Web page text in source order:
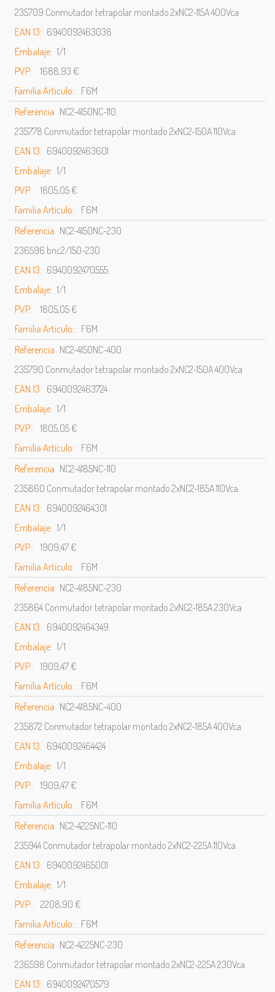
235709 Conmutador tetrapolar montado 2xNC2-115A 400Vca
EAN 13: 6940092463038
Embalaje: 1/1
PVP:: 1688,93 €
Familia Artículo:: F6M
Referencia NC2-4150NC-110
235778 Conmutador tetrapolar montado 2xNC2-150A 110Vca
EAN 13: 6940092463601
Embalaje: 1/1
PVP:: 1805,05 €
Familia Artículo:: F6M
Referencia NC2-4150NC-230
236596 bnc2/150-230
EAN 13: 6940092470555
Embalaje: 1/1
PVP:: 1805,05 €
Familia Artículo:: F6M
Referencia NC2-4150NC-400
235790 Conmutador tetrapolar montado 2xNC2-150A 400Vca
EAN 13: 6940092463724
Embalaje: 1/1
PVP:: 1805,05 €
Familia Artículo:: F6M
Referencia NC2-4185NC-110
235860 Conmutador tetrapolar montado 2xNC2-185A 110Vca
EAN 13: 6940092464301
Embalaje: 1/1
PVP:: 1909,47 €
Familia Artículo:: F6M
Referencia NC2-4185NC-230
235864 Conmutador tetrapolar montado 2xNC2-185A 230Vca
EAN 13: 6940092464349
Embalaje: 1/1
PVP:: 1909,47 €
Familia Artículo:: F6M
Referencia NC2-4185NC-400
235872 Conmutador tetrapolar montado 2xNC2-185A 400Vca
EAN 13: 6940092464424
Embalaje: 1/1
PVP:: 1909,47 €
Familia Artículo:: F6M
Referencia NC2-4225NC-110
235944 Conmutador tetrapolar montado 2xNC2-225A 110Vca
EAN 13: 6940092465001
Embalaje: 1/1
PVP:: 2208,90 €
Familia Artículo:: F6M
Referencia NC2-4225NC-230
236598 Conmutador tetrapolar montado 2xNC2-225A 230Vca
EAN 13: 6940092470579